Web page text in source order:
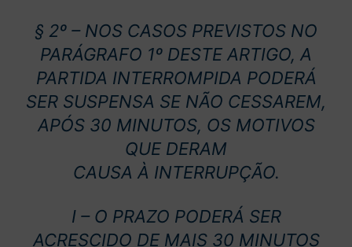
§ 2º – NOS CASOS PREVISTOS NO
PARÁGRAFO 1º DESTE ARTIGO, A
PARTIDA INTERROMPIDA PODERÁ
SER SUSPENSA SE NÃO CESSAREM,
APÓS 30 MINUTOS, OS MOTIVOS
QUE DERAM
CAUSA À INTERRUPÇÃO.
I – O PRAZO PODERÁ SER
ACRESCIDO DE MAIS 30 MINUTOS